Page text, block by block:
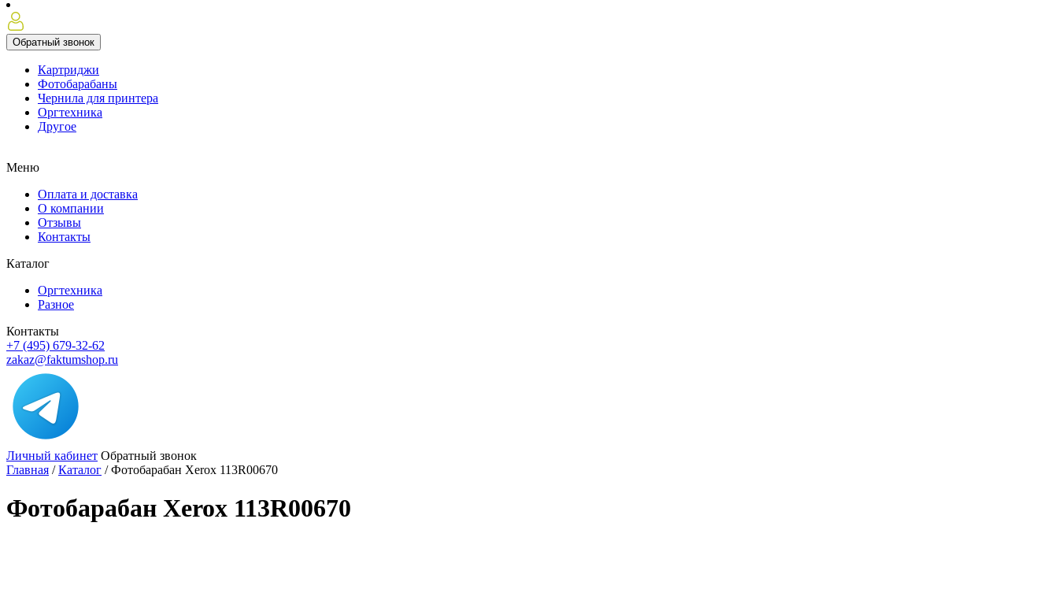
Обратный звонок
Картриджи
Фотобарабаны
Чернила для принтера
Оргтехника
Другое
Меню
Оплата и доставка
О компании
Отзывы
Контакты
Каталог
Оргтехника
Разное
Контакты
+7 (495) 679-32-62
zakaz@faktumshop.ru
Личный кабинет Обратный звонок
Главная /Каталог /Фотобарабан Xerox 113R00670
Фотобарабан Xerox 113R00670